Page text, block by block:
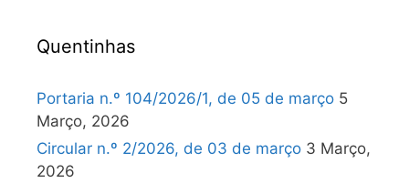
Quentinhas
Portaria n.º 104/2026/1, de 05 de março 5
Março, 2026
Circular n.º 2/2026, de 03 de março 3 Março,
2026